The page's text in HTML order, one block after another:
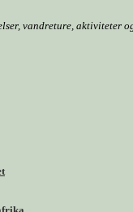
vandreture, aktiviteter